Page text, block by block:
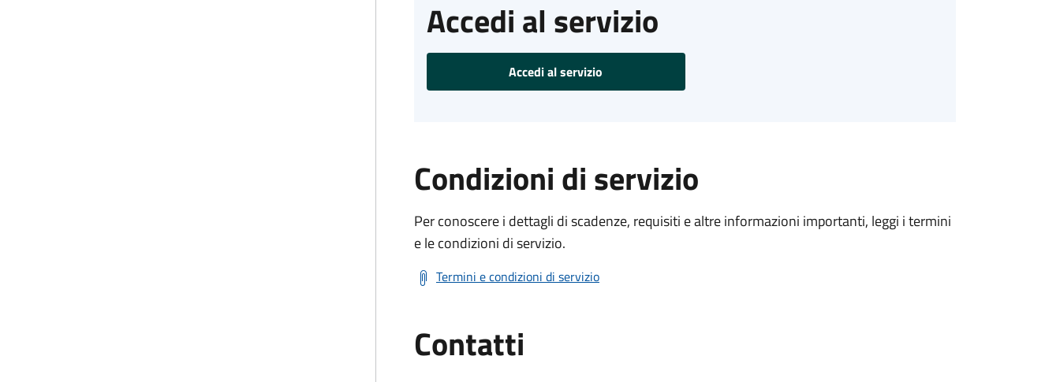
Accedi al servizio
Accedi al servizio
Condizioni di servizio
Per conoscere i dettagli di scadenze, requisiti e altre informazioni importanti, leggi i termini
e le condizioni di servizio.
Termini e condizioni di servizio
Contatti